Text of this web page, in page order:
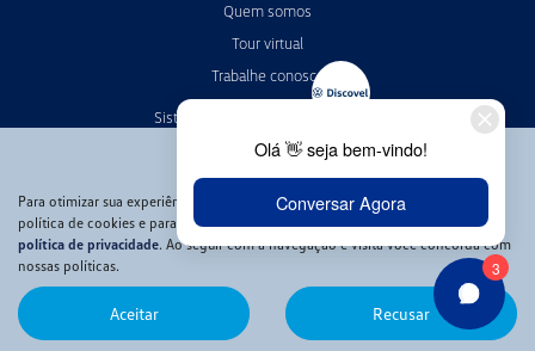
Quem somos
Tour virtual
Trabalhe conosco
Sistema de informações de crédito
Política de privacidade
Código de conduta
No trânsito, enxergar o outro salva vidas.
Desenvolvido pela DEALERSPACE ® Direitos Reservados.
Para otimizar sua experiência durante a navegação, fazemos uso de nossa
política de cookies e para proteger seus dados pessoais respeitamos nossa
política de privacidade. Ao seguir com a navegação e visita você concorda com
nossas políticas.
Aceitar Recusar